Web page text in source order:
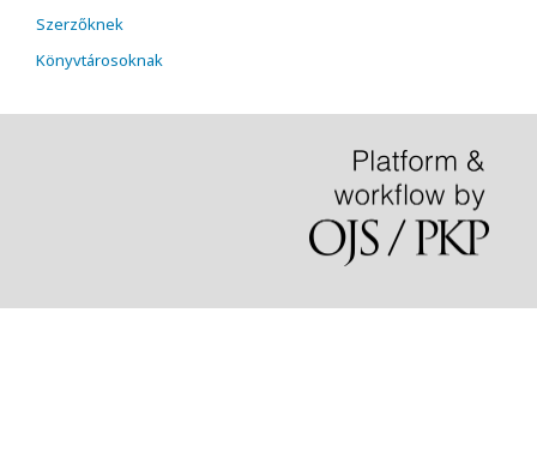
Szerzőknek
Könyvtárosoknak